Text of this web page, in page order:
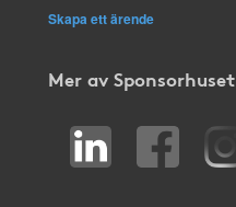
Skapa ett ärende
Mer av Sponsorhuset